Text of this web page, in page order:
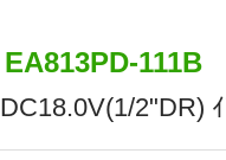
EA813PD-111B
DC18.0V(1/2"DR)